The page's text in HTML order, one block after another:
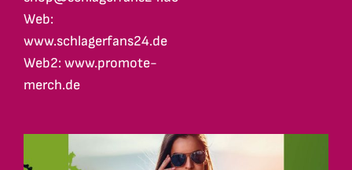
Web:
www.schlagerfans24.de
Web2: www.promote-
merch.de